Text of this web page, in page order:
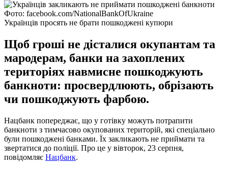
Фото: facebook.com/NationalBankOfUkraine
Українців просять не брати пошкоджені купюри
Щоб гроші не дісталися окупантам та
мародерам, банки на захоплених
територіях навмисне пошкоджують
банкноти: просвердлюють, обрізають
чи пошкоджують фарбою.
Нацбанк попереджає, що у готівку можуть потрапити
банкноти з тимчасово окупованих територій, які спеціально
були пошкоджені банками. Їх закликають не приймати та
звертатися до поліції. Про це у вівторок, 23 серпня,
повідомляє Нацбанк.